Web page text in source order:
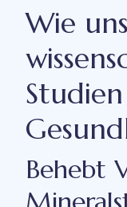
Wie
Behebt